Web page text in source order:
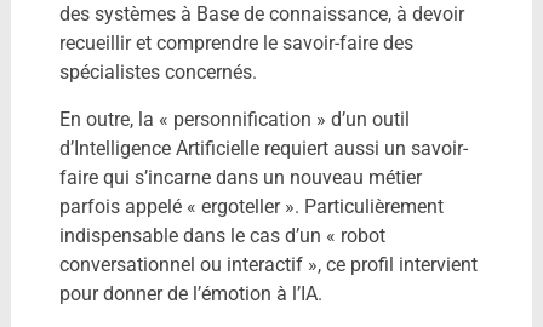
des systèmes à Base de connaissance, à devoir
recueillir et comprendre le savoir-faire des
spécialistes concernés.
En outre, la « personnification » d’un outil
d’Intelligence Artificielle requiert aussi un savoir-
faire qui s’incarne dans un nouveau métier
parfois appelé « ergoteller ». Particulièrement
indispensable dans le cas d’un « robot
conversationnel ou interactif », ce profil intervient
pour donner de l’émotion à l’IA.